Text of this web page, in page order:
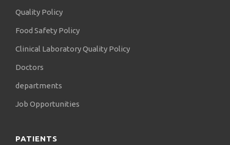
Quality Policy
Food Safety Policy
Clinical Laboratory Quality Policy
Doctors
departments
Job Opportunities
PATIENTS